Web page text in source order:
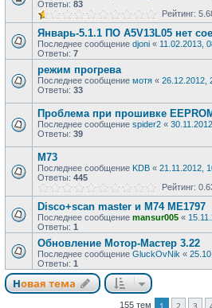
Ответы: 83
Рейтинг:
Январь-5.1.1 ПО A5V13L05 нет
Последнее сообщение djoni « 11.02.2013,
Ответы: 7
режим прогрева
Последнее сообщение мотя « 26.12.2012,
Ответы: 33
Проблема при прошивке
Последнее сообщение spider2 «
Ответы: 39
M73
Последнее сообщение KDB « 21.11.2012,
Ответы: 445
Рейтинг:
Disco+scan master и М74 МЕ1797
Последнее сообщение mansur005 «
Ответы: 1
Обновление Мотор-Мастер 3.22
Последнее сообщение GluckOvNik «
Ответы: 1
Новая тема
155 тем 1 2 3